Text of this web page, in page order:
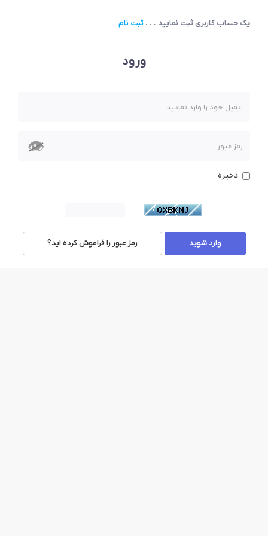
یک حساب کاربری ثبت نمایید . . . ثبت نام
ورود
👁
ذخیره
رمز عبور را فراموش کرده اید؟